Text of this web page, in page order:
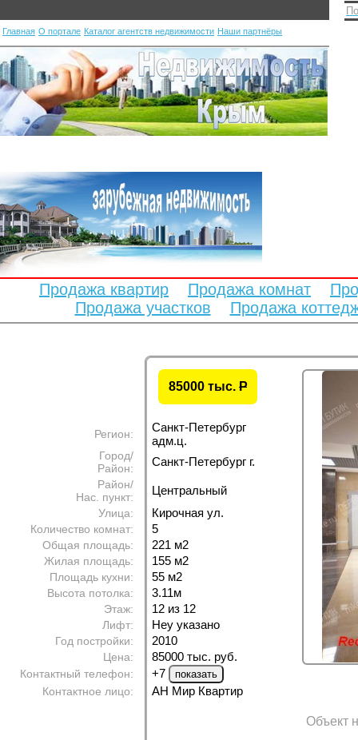
Главная О портале Каталог агентств недвижимости Наши партнёры
Продажа квартир Продажа комнат
Продажа участков
Продажа
85000 тыс. P
Регион:
Санкт-Петербург
адм.ц.
Город/
Район:
Санкт-Петербург г.
Район/
Нас. пункт:
Центральный
Улица: Кирочная ул.
Количество комнат: 5
Общая площадь: 221 м2
Жилая площадь: 155 м2
Площадь кухни: 55 м2
Высота потолка: 3.11м
Этаж: 12 из 12
Лифт: Неу указано
Год постройки: 2010
Цена: 85000 тыс. руб.
Контактный телефон: +7
Контактное лицо: АН Мир Квартир
Объект